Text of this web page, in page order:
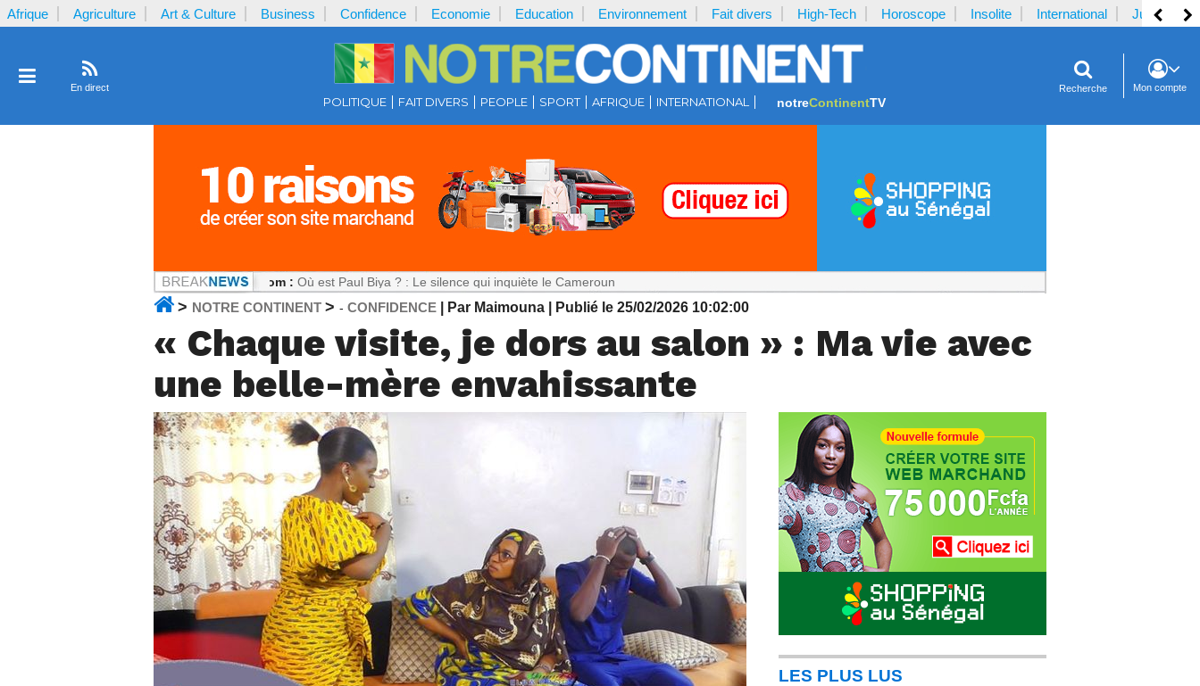
Afrique Agriculture Art & Culture Business Confidence Economie Education Environnement Fait divers High-Tech Horoscope Insolite International Justice
En direct
POLITIQUE FAIT DIVERS PEOPLE SPORT AFRIQUE INTERNATIONAL notreContinentTV
Recherche Mon compte
Notrecontinent.com : Où est Paul Biya ? : Le silence qui inquiète le Cameroun
> NOTRE CONTINENT > - CONFIDENCE | Par Maimouna | Publié le 25/02/2026 10:02:00
« Chaque visite, je dors au salon » : Ma vie avec
une belle-mère envahissante
LES PLUS LUS